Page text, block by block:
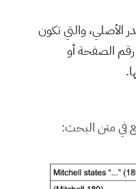
الأصلي، والتي تكون
رقم الصفحة أو
في متن البحث: